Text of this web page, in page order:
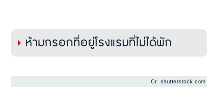
ห้ามกรอกที่อยู่โรงแรมที่ไม่ได้พัก
Cr: shutterstock.com